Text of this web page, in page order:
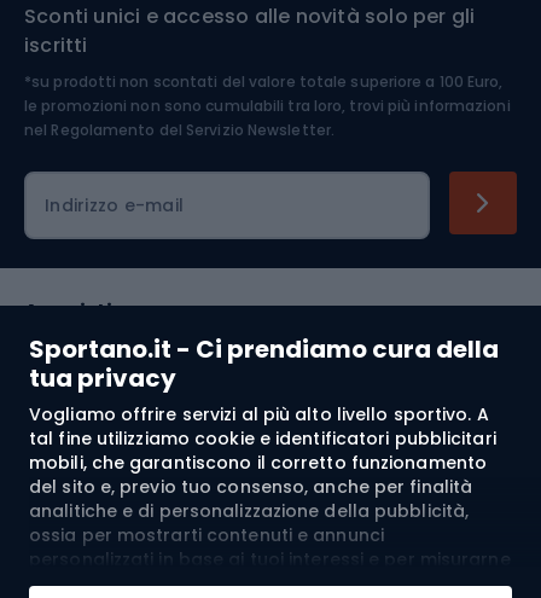
Sportano.it - Ci prendiamo cura della
tua privacy
Vogliamo offrire servizi al più alto livello sportivo. A
tal fine utilizziamo cookie e identificatori pubblicitari
mobili, che garantiscono il corretto funzionamento
del sito e, previo tuo consenso, anche per finalità
analitiche e di personalizzazione della pubblicità,
ossia per mostrarti contenuti e annunci
personalizzati in base ai tuoi interessi e per misurarne
l’efficacia. I cookie e gli identificatori pubblicitari
Medicina dello sport
Abbigliamento ciclistico
Sconti unici e accesso alle novità solo per gli
iscritti
*su prodotti non scontati del valore totale superiore a 100 Euro,
le promozioni non sono cumulabili tra loro, trovi più informazioni
nel Regolamento del Servizio Newsletter.
Indirizzo e-mail
Acquisti
Servizio clienti
Regolamento
Chi siamo